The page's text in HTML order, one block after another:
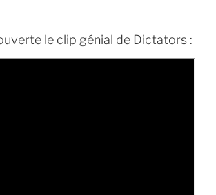
le clip génial de Dictators :